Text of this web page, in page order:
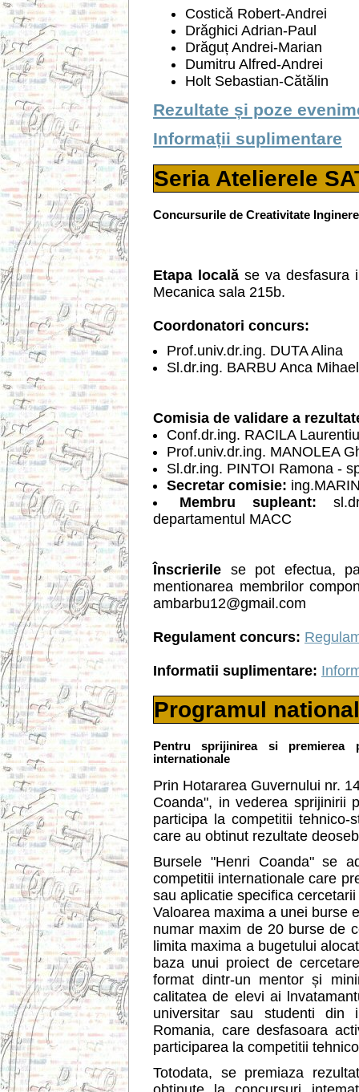
Costică Robert-Andrei
Drăghici Adrian-Paul
Drăguț Andrei-Marian
Dumitru Alfred-Andrei
Holt Sebastian-Cătălin
Rezultate și poze
Informații suplimentare
Seria Atelierele
Concursurile de Creativitate
Etapa locală se va desfasura
Mecanica sala 215b.
Coordonatori concurs:
Prof.univ.dr.ing. DUTA Alina
Sl.dr.ing. BARBU Anca
Comisia de validare a
Conf.dr.ing. RACILA
Prof.univ.dr.ing. MANOLEA
Sl.dr.ing. PINTOI Ramona -
Secretar comisie:
Membru supleant:
departamentul MACC
Înscrierile se pot efectua,
mentionarea membrilor
ambarbu12@gmail.com
Regulament concurs:
Informatii suplimentare:
Programul
Pentru sprijinirea si premierea
internationale
Prin Hotararea Guvernului nr.
Coanda", in vederea sprijinirii
participa la competitii tehnico-
care au obtinut rezultate
Bursele "Henri Coanda" se
competitii internationale care
sau aplicatie specifica
Valoarea maxima a unei burse
numar maxim de 20 burse de
limita maxima a bugetului
baza unui proiect de
format dintr-un mentor și
calitatea de elevi ai
universitar sau studenti din
Romania, care desfasoara
participarea la competitii
Totodata, se premiaza